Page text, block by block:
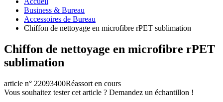
Business & Bureau
Accessoires de Bureau
Chiffon de nettoyage en microfibre rPET sublimation
Chiffon de nettoyage en microfibre rPET
sublimation
article n° 22093400Réassort en cours
Vous souhaitez tester cet article ? Demandez un échantillon !